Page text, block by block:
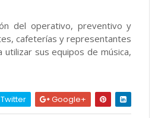
del operativo, preventivo y
cafeterías y representantes
sus equipos de música,
Twitter Google+